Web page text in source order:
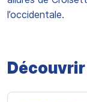
l’occidentale.